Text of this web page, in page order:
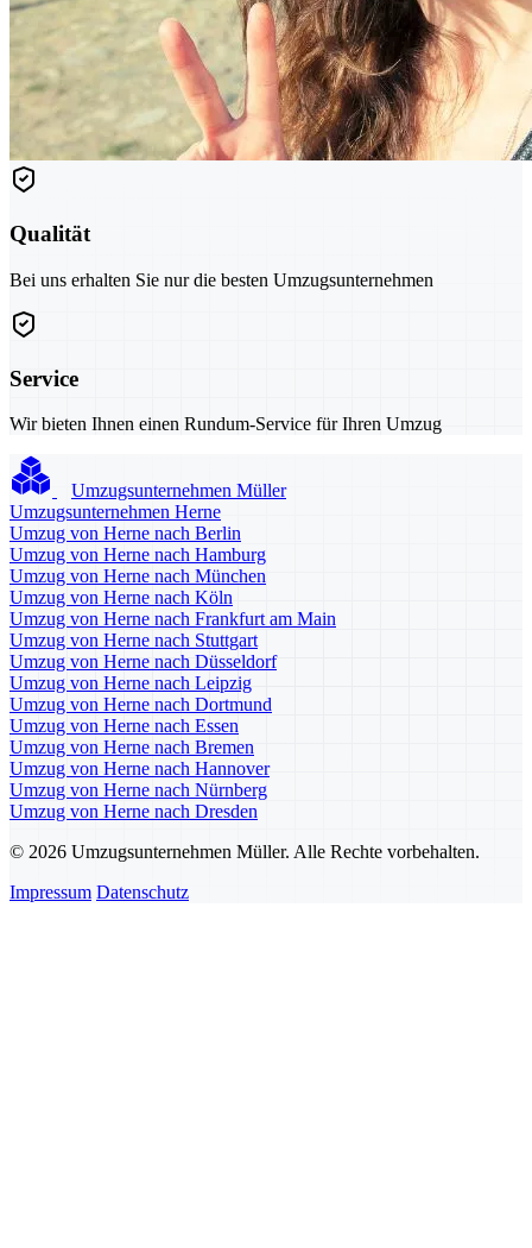
Qualität
Bei uns erhalten Sie nur die besten Umzugsunternehmen
Service
Wir bieten Ihnen einen Rundum-Service für Ihren Umzug
Umzugsunternehmen Müller
Umzugsunternehmen Herne
Umzug von Herne nach Berlin
Umzug von Herne nach Hamburg
Umzug von Herne nach München
Umzug von Herne nach Köln
Umzug von Herne nach Frankfurt am Main
Umzug von Herne nach Stuttgart
Umzug von Herne nach Düsseldorf
Umzug von Herne nach Leipzig
Umzug von Herne nach Dortmund
Umzug von Herne nach Essen
Umzug von Herne nach Bremen
Umzug von Herne nach Hannover
Umzug von Herne nach Nürnberg
Umzug von Herne nach Dresden
© 2026 Umzugsunternehmen Müller. Alle Rechte vorbehalten.
Impressum Datenschutz